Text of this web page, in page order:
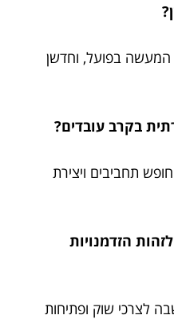
המעשה בפועל, וחדשן
תחביבים ויצירת
הזדמנויות
לצרכי שוק ופתיחות